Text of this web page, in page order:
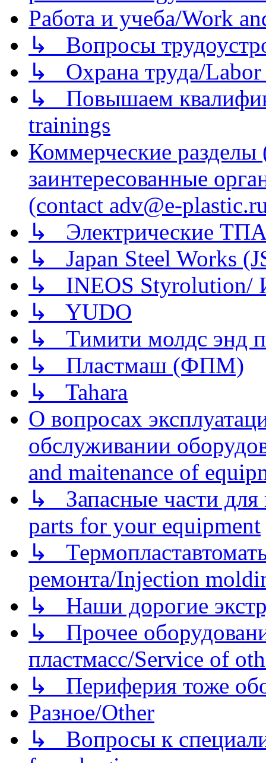
Работа и учеба/Work
↳ Вопросы
↳ Охрана труда/Labor
↳ Повышаем
trainings
Коммерческие
заинтересованные
(contact adv@e-
↳ Электрические
↳ Japan Steel Works
↳ INEOS
↳ YUDO
↳ Тимити молдс энд
↳ Пластмаш (ФПМ)
↳ Tahara
О вопросах
обслуживании
and maitenance of
↳ Запасные части для
parts for your equipment
↳
ремонта/Injection
↳ Наши дорогие
↳ Прочее
пластмасс/Service of
↳ Периферия тоже
Разное/Other
↳ Вопросы к